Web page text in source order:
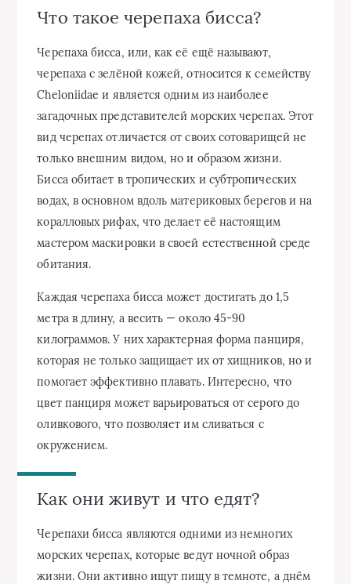
Что такое черепаха бисса?
Черепаха бисса, или, как её ещё называют,
черепаха с зелёной кожей, относится к семейству
Cheloniidae и является одним из наиболее
загадочных представителей морских черепах. Этот
вид черепах отличается от своих сотоварищей не
только внешним видом, но и образом жизни.
Бисса обитает в тропических и субтропических
водах, в основном вдоль материковых берегов и на
коралловых рифах, что делает её настоящим
мастером маскировки в своей естественной среде
обитания.
Каждая черепаха бисса может достигать до 1,5
метра в длину, а весить — около 45-90
килограммов. У них характерная форма панциря,
которая не только защищает их от хищников, но и
помогает эффективно плавать. Интересно, что
цвет панциря может варьироваться от серого до
оливкового, что позволяет им сливаться с
окружением.
Как они живут и что едят?
Черепахи бисса являются одними из немногих
морских черепах, которые ведут ночной образ
жизни. Они активно ищут пищу в темноте, а днём